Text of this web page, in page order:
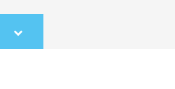
Scroll
to